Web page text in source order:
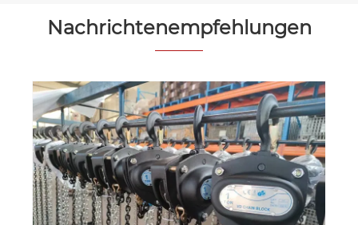
Nachrichtenempfehlungen